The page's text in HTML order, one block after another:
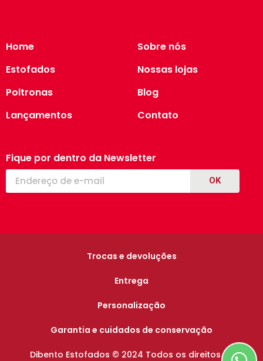
Home
Estofados
Poltronas
Lançamentos
Sobre nós
Nossas lojas
Blog
Contato
Fique por dentro da Newsletter
OK
Dibento Estofados © 2024 Todos os direitos
Trocas e devoluções
Entrega
Personalização
Garantia e cuidados de conservação